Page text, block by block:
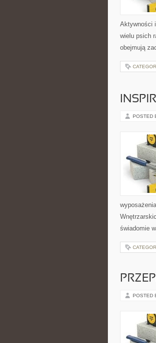
Aktywności
wielu psich
obejmują
POSTED
świadomie
POSTED